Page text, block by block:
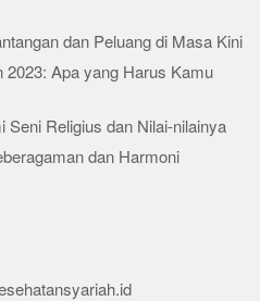
dan Peluang di Masa Kini
2023: Apa yang Harus Kamu
Seni Religius dan Nilai-nilainya
dan Harmoni